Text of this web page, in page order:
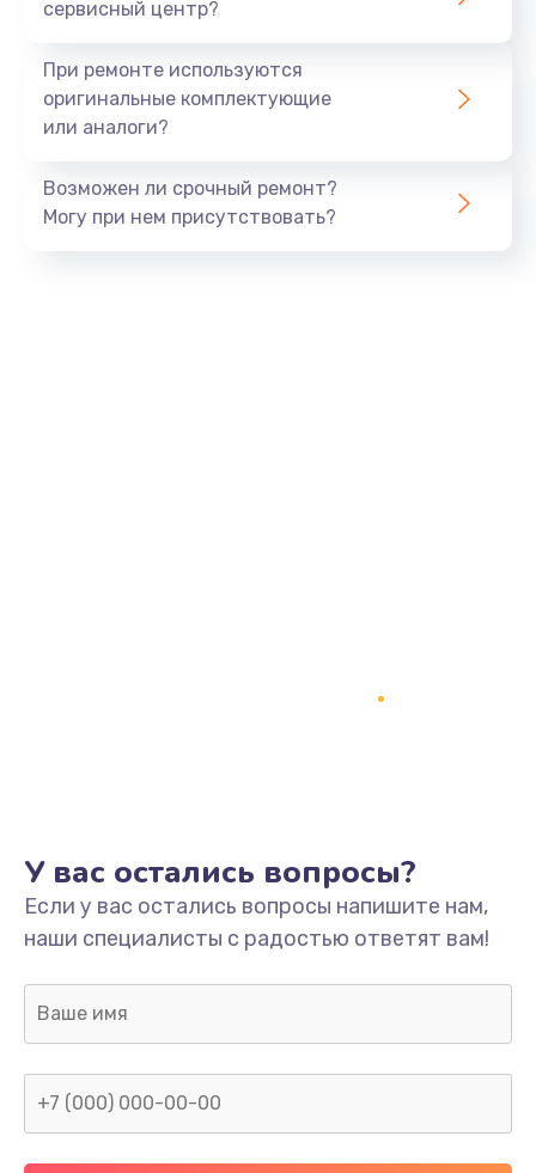
сервисный центр?
При ремонте используются
оригинальные комплектующие
или аналоги?
Возможен ли срочный ремонт?
Могу при нем присутствовать?
У вас остались вопросы?
Если у вас остались вопросы напишите нам,
наши специалисты с радостью ответят вам!